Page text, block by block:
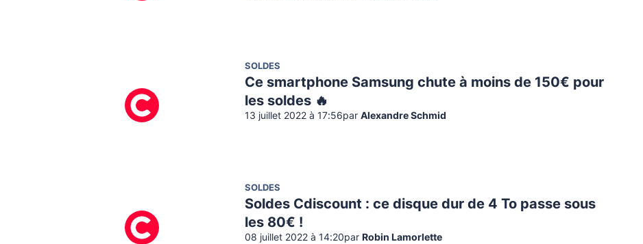
SOLDES
Ce smartphone Samsung chute à moins de 150€ pour
les soldes 🔥
13 juillet 2022 à 17:56par Alexandre Schmid
SOLDES
Soldes Cdiscount : ce disque dur de 4 To passe sous
les 80€ !
08 juillet 2022 à 14:20par Robin Lamorlette